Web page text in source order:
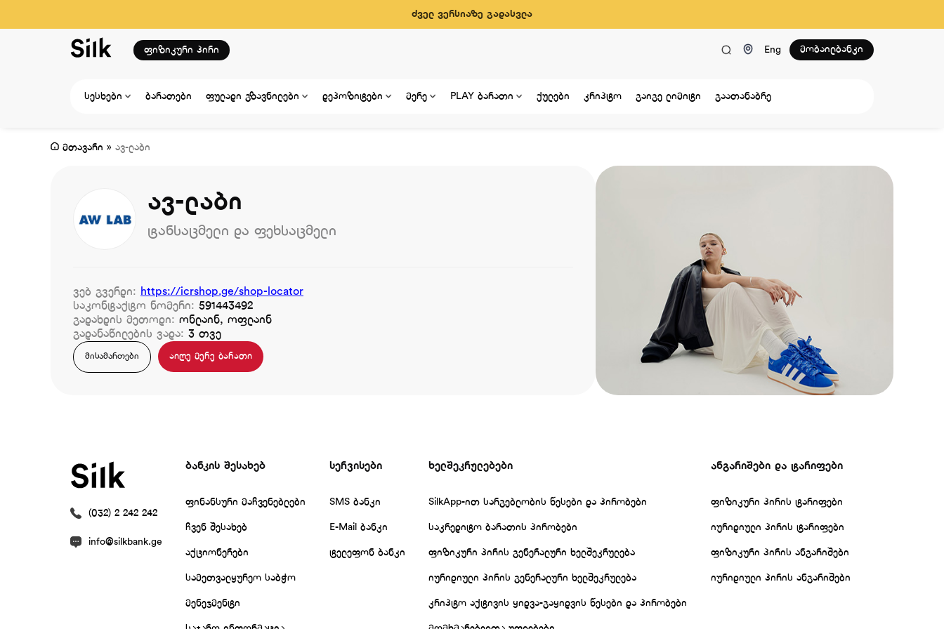
ძველ ვერსიაზე გადასვლა
ფიზიკური პირი Eng მობაილბანკი
სესხები ბარათები ფულადი გზავნილები დეპოზიტები მერე PLAY ბარათი ქულები კრიპტო გაიგე ლიმიტი გაათანაბრე
მთავარი » ავ-ლაბი
ავ-ლაბი
ტანსაცმელი და ფეხსაცმელი
ვებ გვერდი: https://icrshop.ge/shop-locator
საკონტაქტო ნომერი: 591443492
გადახდის მეთოდი: ონლაინ, ოფლაინ
გადანაწილების ვადა: 3 თვე
მისამართები აიღე მერე ბარათი
(032) 2 242 242
info@silkbank.ge
ბანკის შესახებ
ფინანსური მაჩვენებლები
ჩვენ შესახებ
აქციონერები
სამეთვალყურეო საბჭო
მენეჯმენტი
სერვისები
SMS ბანკი
E-Mail ბანკი
ტელეფონ ბანკი
ხელშეკრულებები
SilkApp-ით სარგებლობის წესები და პირობები
საკრედიტო ბარათის პირობები
ფიზიკური პირის გენერალური ხელშეკრულება
იურიდიული პირის გენერალური ხელშეკრულება
კრიპტო აქტივის ყიდვა-გაყიდვის წესები და პირობები
ანგარიშები და ტარიფები
ფიზიკური პირის ტარიფები
იურიდიული პირის ტარიფები
ფიზიკური პირის ანგარიშები
იურიდიული პირის ანგარიშები